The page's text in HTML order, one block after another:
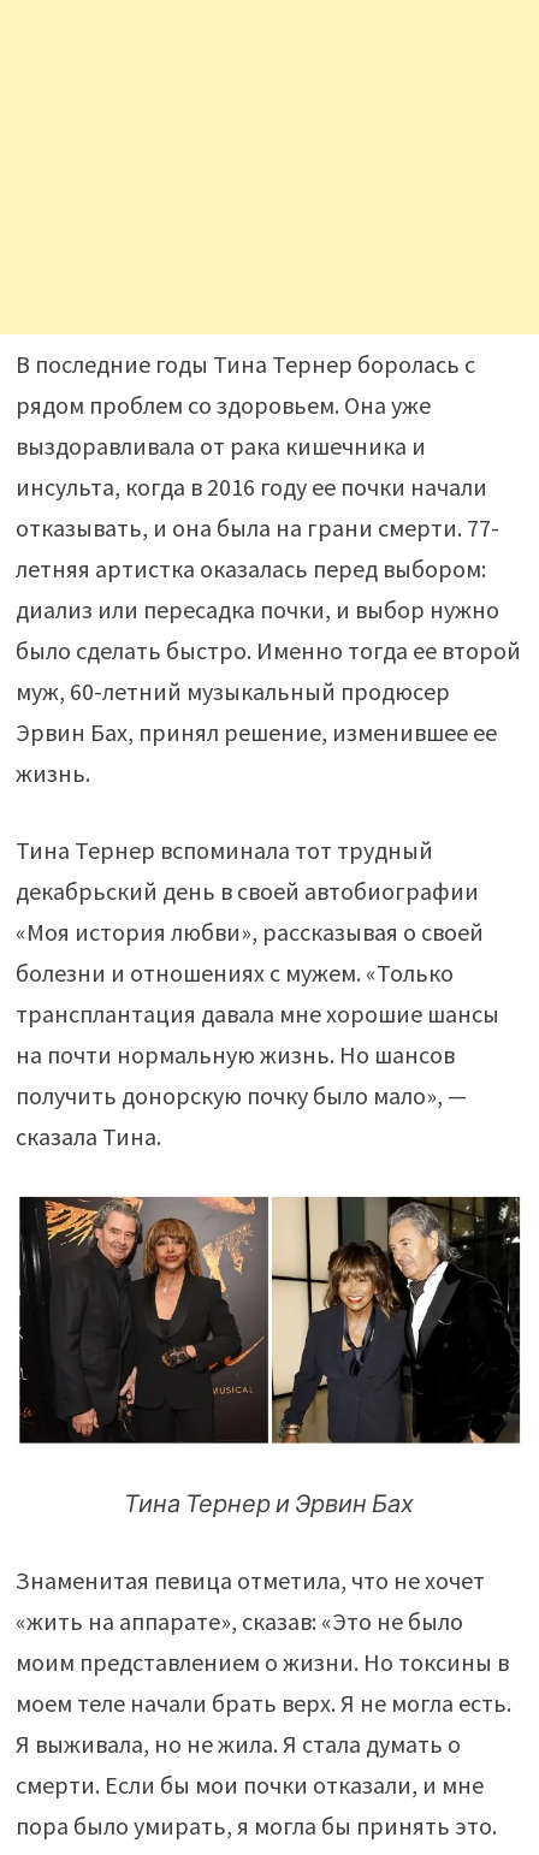
В последние годы Тина Тернер боролась с
рядом проблем со здоровьем. Она уже
выздоравливала от рака кишечника и
инсульта, когда в 2016 году ее почки начали
отказывать, и она была на грани смерти. 77-
летняя артистка оказалась перед выбором:
диализ или пересадка почки, и выбор нужно
было сделать быстро. Именно тогда ее второй
муж, 60-летний музыкальный продюсер
Эрвин Бах, принял решение, изменившее ее
жизнь.
Тина Тернер вспоминала тот трудный
декабрьский день в своей автобиографии
«Моя история любви», рассказывая о своей
болезни и отношениях с мужем. «Только
трансплантация давала мне хорошие шансы
на почти нормальную жизнь. Но шансов
получить донорскую почку было мало», —
сказала Тина.
Тина Тернер и Эрвин Бах
Знаменитая певица отметила, что не хочет
«жить на аппарате», сказав: «Это не было
моим представлением о жизни. Но токсины в
моем теле начали брать верх. Я не могла есть.
Я выживала, но не жила. Я стала думать о
смерти. Если бы мои почки отказали, и мне
пора было умирать, я могла бы принять это.